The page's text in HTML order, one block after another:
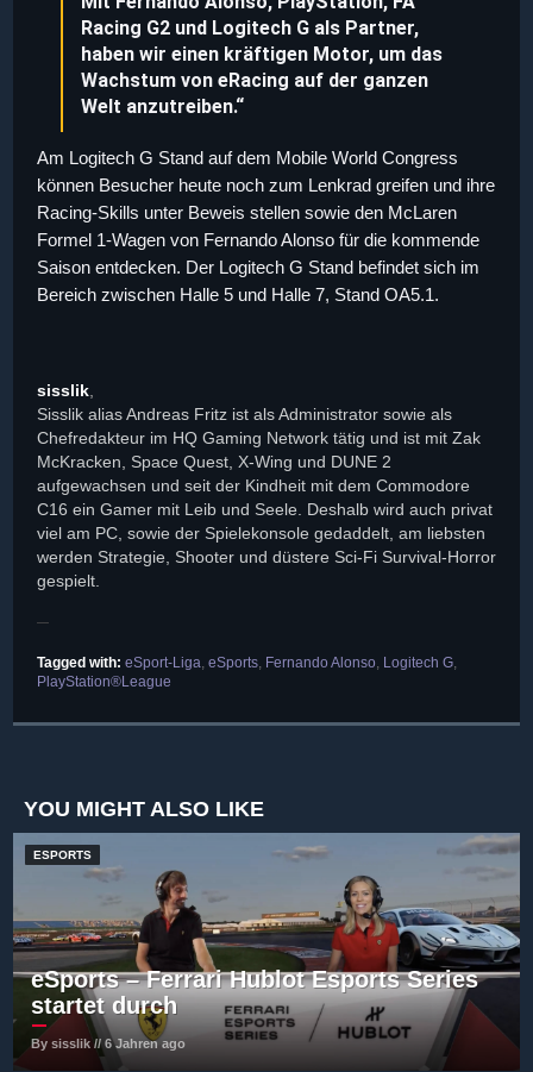
Racing G2 und Logitech G als Partner,
haben wir einen kräftigen Motor, um das
Wachstum von eRacing auf der ganzen
Welt anzutreiben.“
Am Logitech G Stand auf dem Mobile World Congress
können Besucher heute noch zum Lenkrad greifen und ihre
Racing-Skills unter Beweis stellen sowie den McLaren
Formel 1-Wagen von Fernando Alonso für die kommende
Saison entdecken. Der Logitech G Stand befindet sich im
Bereich zwischen Halle 5 und Halle 7, Stand OA5.1.
sisslik
Sisslik alias Andreas Fritz ist als Administrator sowie als
Chefredakteur im HQ Gaming Network tätig und ist mit Zak
McKracken, Space Quest, X-Wing und DUNE 2
aufgewachsen und seit der Kindheit mit dem Commodore
C16 ein Gamer mit Leib und Seele. Deshalb wird auch privat
viel am PC, sowie der Spielekonsole gedaddelt, am liebsten
werden Strategie, Shooter und düstere Sci-Fi Survival-Horror
gespielt.
Tagged with: eSport-Liga, eSports, Fernando Alonso, Logitech G,
PlayStation®League
YOU MIGHT ALSO LIKE
ESPORTS
eSports – Ferrari Hublot Esports Series
startet durch
By sisslik // 6 Jahren ago